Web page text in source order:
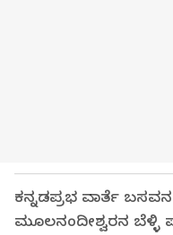
ಕನ್ನಡಪ್ರಭ ವಾರ್ತೆ
ಮೂಲನಂದೀಶ್ವರನ ಬೆಳ್ಳಿ